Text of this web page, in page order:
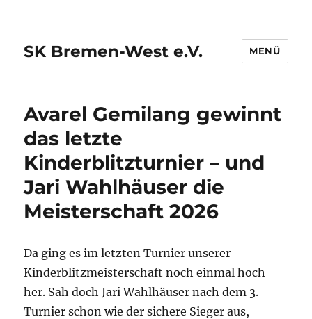
SK Bremen-West e.V. MENÜ
Avarel Gemilang gewinnt
das letzte
Kinderblitzturnier – und
Jari Wahlhäuser die
Meisterschaft 2026
Da ging es im letzten Turnier unserer
Kinderblitzmeisterschaft noch einmal hoch
her. Sah doch Jari Wahlhäuser nach dem 3.
Turnier schon wie der sichere Sieger aus,